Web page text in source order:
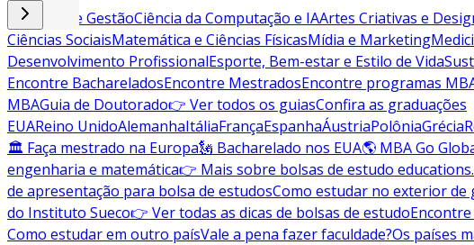
Negócios e GestãoCiência da Computação e IAArtes Criativas e
Ciências SociaisMatemática e Ciências FísicasMídia e Marketing
Desenvolvimento ProfissionalEsporte, Bem-estar e Estilo de Vida
Encontre BachareladosEncontre MestradosEncontre programas
MBAGuia de Doutorado👉 Ver todos os guiasConfira as graduações
EUAReino UnidoAlemanhaItáliaFrançaEspanhaÁustriaPolôniaGrécia
🏛 Faça mestrado na Europa🗽 Bacharelado nos EUA🌎 MBA Go
engenharia e matemática👉 Mais sobre bolsas de estudo
de apresentação para bolsa de estudosComo estudar no exterior de
do Instituto Sueco👉 Ver todas as dicas de bolsas de estudo
Como estudar em outro paísVale a pena fazer faculdade?Os países